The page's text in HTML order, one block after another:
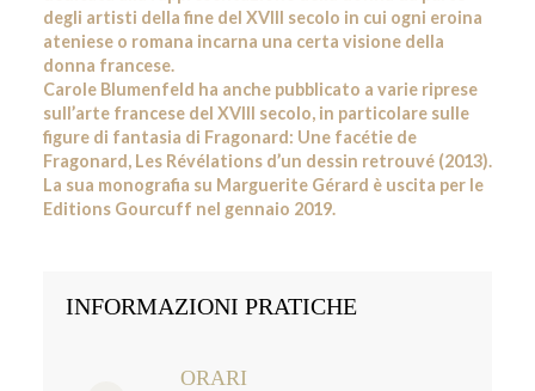
degli artisti della fine del XVIII secolo in cui ogni eroina
ateniese o romana incarna una certa visione della
donna francese.
Carole Blumenfeld ha anche pubblicato a varie riprese
sull’arte francese del XVIII secolo, in particolare sulle
figure di fantasia di Fragonard: Une facétie de
Fragonard, Les Révélations d’un dessin retrouvé (2013).
La sua monografia su Marguerite Gérard è uscita per le
Editions Gourcuff nel gennaio 2019.
INFORMAZIONI PRATICHE
ORARI